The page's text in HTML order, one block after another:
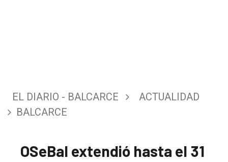
EL DIARIO - BALCARCE
ACTUALIDAD
BALCARCE
OSeBal extendió hasta el 31